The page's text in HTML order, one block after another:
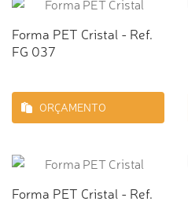
Forma PET Cristal - Ref.
FG 037
ORÇAMENTO
Forma PET Cristal - Ref.